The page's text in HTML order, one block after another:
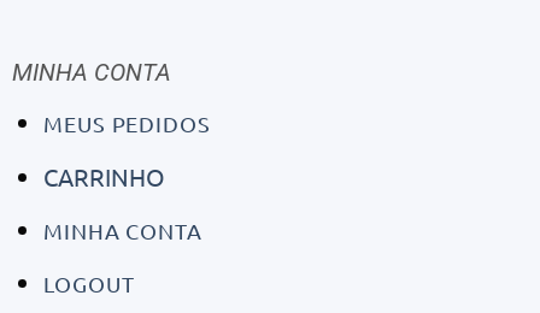
MINHA CONTA
MEUS PEDIDOS
CARRINHO
MINHA CONTA
LOGOUT